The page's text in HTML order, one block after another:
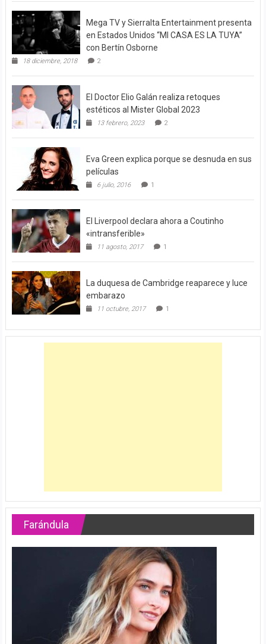
Mega TV y Sierralta Entertainment presenta
en Estados Unidos “MI CASA ES LA TUYA”
con Bertín Osborne
18 diciembre, 2018 2
El Doctor Elio Galán realiza retoques
estéticos al Mister Global 2023
13 febrero, 2023 2
Eva Green explica porque se desnuda en sus
películas
6 julio, 2016 1
El Liverpool declara ahora a Coutinho
«intransferible»
11 agosto, 2017 1
La duquesa de Cambridge reaparece y luce
embarazo
11 octubre, 2017 1
Farándula